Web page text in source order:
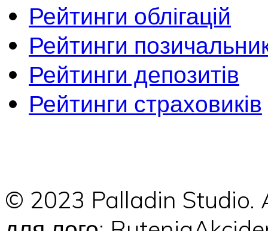
Рейтинги облігацій
Рейтинги
Рейтинги депозитів
Рейтинги страховиків
© 2023 Palladin